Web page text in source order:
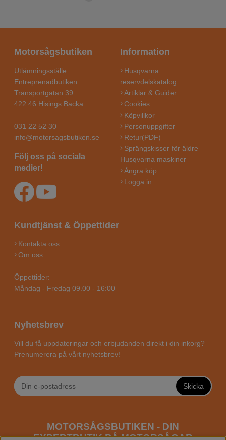
Motorsågsbutiken
Utlämningsställe:
Entreprenadbutiken
Transportgatan 39
422 46 Hisings Backa
031 22 52 30
info@motorsagsbutiken.se
Följ oss på sociala
medier!
Information
Husqvarna
reservdelskatalog
Artiklar & Guider
Cookies
Köpvillkor
Personuppgifter
Retur(PDF)
Sprängskisser för äldre
Husqvarna maskiner
Ångra köp
Logga in
Kundtjänst & Öppettider
Kontakta oss
Om oss
Öppettider:
Måndag - Fredag 09.00 - 16:00
Nyhetsbrev
Vill du få uppdateringar och erbjudanden direkt i din inkorg?
Prenumerera på vårt nyhetsbrev!
Skicka
MOTORSÅGSBUTIKEN - DIN